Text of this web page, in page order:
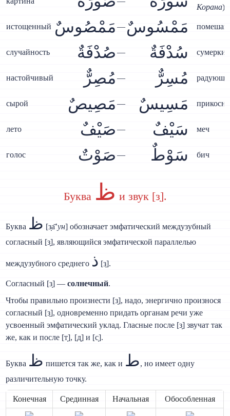
Корана)
истощенный مَمْصُوسٌ — مَمْسُوسٌ
случайность صُدْفَةٌ — سُدْفَةٌ сумерки
настойчивый مُصِرٌّ — مُسِرٌّ
сырой مَصِيصٌ — مَسِيسٌ
лето صَيْفٌ — سَيْفٌ меч
голос صَوْتٌ — سَوْطٌ бич
Буква ظ и звук [з̣].
Буква ظ [з̣а̄’ун] обозначает эмфатический междузубный
согласный [з̣], являющийся эмфатической параллелью
междузубного среднего ذ [з̱].
Согласный [з̣] —солнечный.
Чтобы правильно произнести [з̣], надо, энергично произнося
согласный [з̱], одновременно придать органам речи уже
усвоенный эмфатический уклад. Гласные после [з̣] звучат так
же, как и после [т̣], [д̣] и [с̣].
Буква ظ пишется так же, как и ط, но имеет одну
различительную точку.
Конечная Срединная Начальная Обособленная